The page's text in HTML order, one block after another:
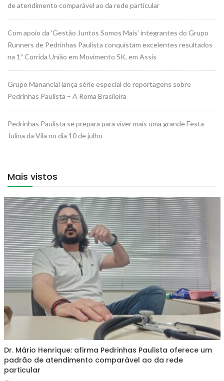
de atendimento comparável ao da rede particular
Com apoio da ‘Gestão Juntos Somos Mais’ integrantes do Grupo
Runners de Pedrinhas Paulista conquistam excelentes resultados
na 1ª Corrida União em Movimento 5K, em Assis
Grupo Manancial lança série especial de reportagens sobre
Pedrinhas Paulista – A Roma Brasileira
Pedrinhas Paulista se prepara para viver mais uma grande Festa
Julina da Vila no dia 10 de julho
Mais vistos
Dr. Mário Henrique: afirma Pedrinhas Paulista oferece um
padrão de atendimento comparável ao da rede
particular